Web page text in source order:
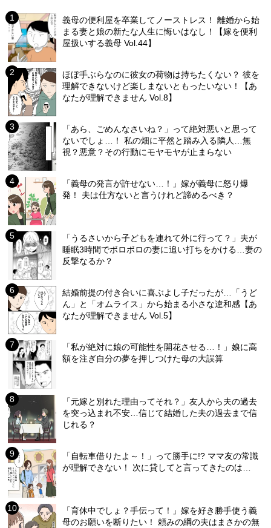
義母の便利屋を卒業してノーストレス！ 離婚から始
まる妻と娘の新たな人生に悔いはなし！【嫁を便利
屋扱いする義母 Vol.44】
ほぼ手ぶらなのに彼女の荷物は持ちたくない？ 彼を
理解できないけど楽しまないともったいない！【あ
なたが理解できません Vol.8】
「あら、ごめんなさいね？」って絶対悪いと思って
ないでしょ…！ 私の畑に平然と踏み入る隣人…無
視？悪意？その行動にモヤモヤが止まらない
「義母の発言が許せない…！」嫁が義母に怒り爆
発！ 夫は仕方ないと言うけれど諦めるべき？
「うるさいから子どもを連れて外に行って？」夫が
睡眠3時間でボロボロの妻に追い打ちをかける…妻の
反撃なるか？
結婚前提の付き合いに喜ぶよし子だったが…「うど
ん」と「オムライス」から始まる小さな違和感【あ
なたが理解できません Vol.5】
「私が絶対に娘の可能性を開花させる…！」娘に高
額を注ぎ自分の夢を押しつけた母の大誤算
「元嫁と別れた理由ってそれ？」友人から夫の過去
を突っ込まれ不安…信じて結婚した夫の過去まで信
じれる？
「自転車借りたよ～！」って勝手に!? ママ友の常識
が理解できない！ 次に貸してと言ってきたのは…
「育休中でしょ？手伝って！」嫁を好き勝手使う義
母のお願いを断りたい！ 頼みの綱の夫はまさかの無